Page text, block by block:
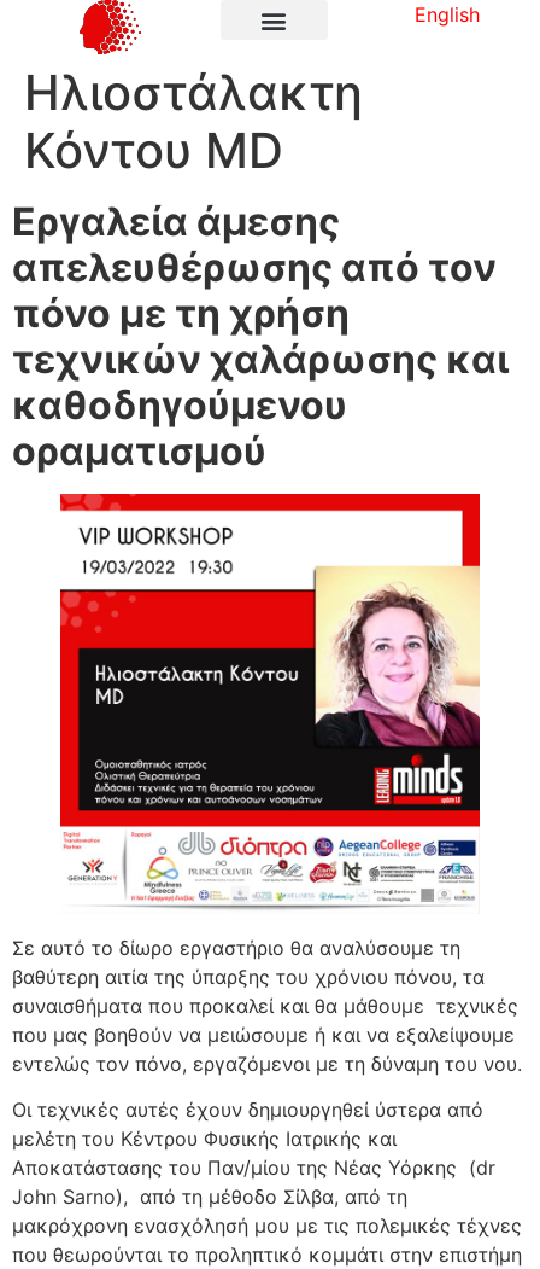
English
Ηλιοστάλακτη
Κόντου MD
Εργαλεία άμεσης
απελευθέρωσης από τον
πόνο με τη χρήση
τεχνικών χαλάρωσης και
καθοδηγούμενου
οραματισμού
Σε αυτό το δίωρο εργαστήριο θα αναλύσουμε τη
βαθύτερη αιτία της ύπαρξης του χρόνιου πόνου, τα
συναισθήματα που προκαλεί και θα μάθουμε τεχνικές
που μας βοηθούν να μειώσουμε ή και να εξαλείψουμε
εντελώς τον πόνο, εργαζόμενοι με τη δύναμη του νου.
Οι τεχνικές αυτές έχουν δημιουργηθεί ύστερα από
μελέτη του Κέντρου Φυσικής Ιατρικής και
Αποκατάστασης του Παν/μίου της Νέας Υόρκης (dr
John Sarno), από τη μέθοδο Σίλβα, από τη
μακρόχρονη ενασχόλησή μου με τις πολεμικές τέχνες
που θεωρούνται το προληπτικό κομμάτι στην επιστήμη